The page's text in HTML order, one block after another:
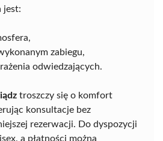
jest:
zabiegu,
odwiedzających.
troszczy się o komfort
konsultacje bez
rezerwacji. Do dyspozycji
a płatności można